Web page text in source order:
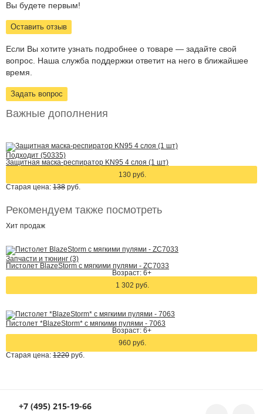
Вы будете первым!
Оставить отзыв
Если Вы хотите узнать подробнее о товаре — задайте свой
вопрос. Наша служба поддержки ответит на него в ближайшее
время.
Задать вопрос
Важные дополнения
Подходит (50335)
Защитная маска-респиратор KN95 4 слоя (1 шт)
130 руб.
Старая цена: 138 руб.
Рекомендуем также посмотреть
Хит продаж
Запчасти и тюнинг (3)
Пистолет BlazeStorm с мягкими пулями - ZC7033
Возраст: 6+
1 302 руб.
Пистолет *BlazeStorm* с мягкими пулями - 7063
Возраст: 6+
960 руб.
Старая цена: 1220 руб.
+7 (495) 215-19-66